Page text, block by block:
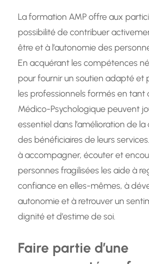
La formation AMP offre aux
possibilité de contribuer
être et à l’autonomie des
En acquérant les compétences
pour fournir un soutien adapté et
les professionnels formés en tant
Médico-Psychologique peuvent
essentiel dans l’amélioration de
des bénéficiaires de leurs
à accompagner, écouter et
personnes fragilisées les aide à
confiance en elles-mêmes, à
autonomie et à retrouver un
dignité et d’estime de soi.
Faire partie d’une